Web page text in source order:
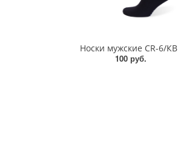
Носки мужские СR-6/КВ
100 руб.